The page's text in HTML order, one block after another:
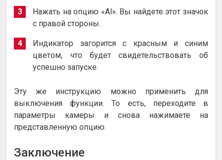
Нажать на опцию «Al». Вы найдете этот значок
с правой стороны.
Индикатор загорится с красным и синим
цветом, что будет свидетельствовать об
успешно запуске.
Эту же инструкцию можно применить для
выключения функции. То есть, переходите в
параметры камеры и снова нажимаете на
представленную опцию.
Заключение